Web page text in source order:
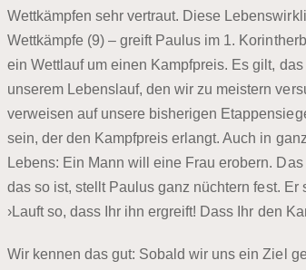
Wettkämpfen sehr vertraut. Diese
Wettkämpfe (9) – greift Paulus im 1.
ein Wettlauf um einen Kampfpreis. Es gilt,
unserem Lebenslauf, den wir zu meistern
verweisen auf unsere bisherigen
sein, der den Kampfpreis erlangt. Auch in
Lebens: Ein Mann will eine Frau erobern.
das so ist, stellt Paulus ganz nüchtern fest.
›Lauft so, dass Ihr ihn ergreift! Dass Ihr den
Wir kennen das gut: Sobald wir uns ein Ziel